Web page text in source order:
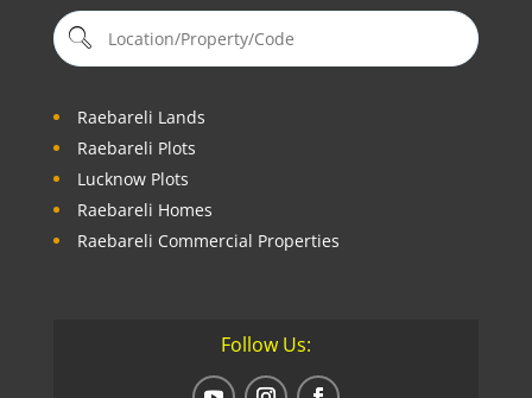
Raebareli Lands
Raebareli Plots
Lucknow Plots
Raebareli Homes
Raebareli Commercial Properties
Follow Us: